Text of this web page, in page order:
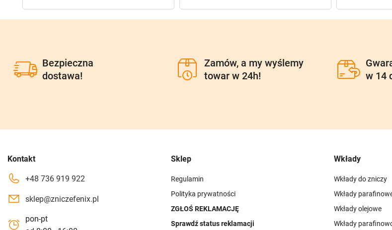
Bezpieczna
dostawa!
Zamów, a my wyślemy
towar w 24h!
w 14
Kontakt
+48 736 919 922
sklep@zniczefenix.pl
pon-pt
Sklep
Regulamin
Polityka prywatności
ZGŁOŚ REKLAMACJĘ
Sprawdź status reklamacji
Wkłady
Wkłady do zniczy
Wkłady
Wkłady olejowe
Wkłady